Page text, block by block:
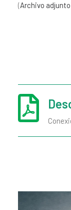
(Archivo adjunto